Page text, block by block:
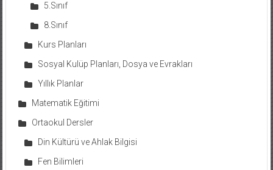
5.Sınıf
8.Sınıf
Kurs Planları
Sosyal Kulüp Planları, Dosya ve Evrakları
Yıllık Planlar
Matematik Eğitimi
Ortaokul Dersler
Din Kültürü ve Ahlak Bilgisi
Fen Bilimleri